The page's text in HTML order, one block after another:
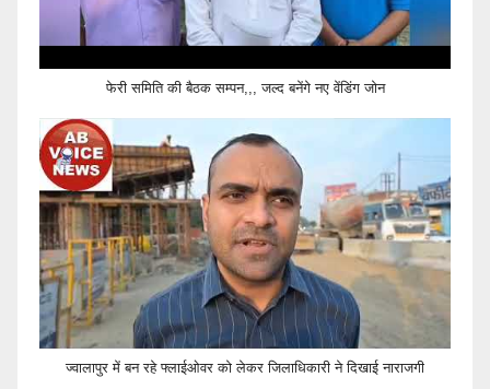
फेरी समिति की बैठक सम्पन,,, जल्द बनेंगे नए वेंडिंग जोन
ज्वालापुर में बन रहे फ्लाईओवर को लेकर जिलाधिकारी ने दिखाई नाराजगी